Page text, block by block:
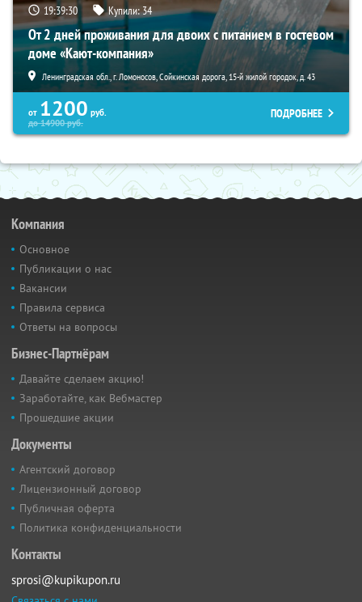
19:39:28 Купили:34
От 2 дней проживания для двоих с питанием в гостевом
доме «Кают-компания»
Ленинградская обл., г. Ломоносов, Сойкинская дорога, 15-й жилой городок, д. 43
от 1200 руб.
до14900руб.
ПОДРОБНЕЕ
Компания
Основное
Публикации о нас
Вакансии
Правила сервиса
Ответы на вопросы
Бизнес-Партнёрам
Давайте сделаем акцию!
Заработайте, как Вебмастер
Прошедшие акции
Документы
Агентский договор
Лицензионный договор
Публичная оферта
Политика конфиденциальности
Контакты
sprosi@kupikupon.ru